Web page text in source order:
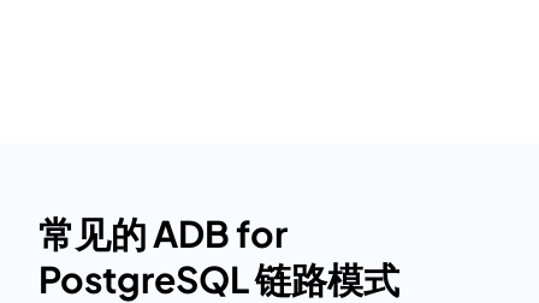
常见的 ADB for
PostgreSQL 链路模式